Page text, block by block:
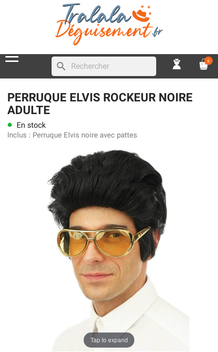
search 0
PERRUQUE ELVIS ROCKEUR NOIRE
ADULTE
lens En stock
Inclus : Perruque Elvis noire avec pattes
Tap to expand